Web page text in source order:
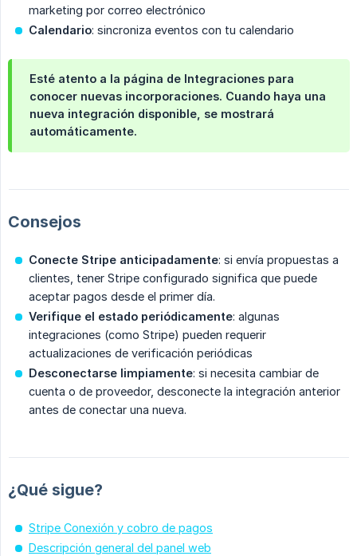
marketing por correo electrónico
Calendario: sincroniza eventos con tu calendario
Esté atento a la página de Integraciones para
conocer nuevas incorporaciones. Cuando haya una
nueva integración disponible, se mostrará
automáticamente.
Consejos
Conecte Stripe anticipadamente: si envía propuestas a
clientes, tener Stripe configurado significa que puede
aceptar pagos desde el primer día.
Verifique el estado periódicamente: algunas
integraciones (como Stripe) pueden requerir
actualizaciones de verificación periódicas
Desconectarse limpiamente: si necesita cambiar de
cuenta o de proveedor, desconecte la integración anterior
antes de conectar una nueva.
¿Qué sigue?
Stripe Conexión y cobro de pagos
Descripción general del panel web